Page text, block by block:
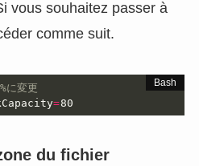
vous souhaitez passer à
comme suit.
に変更
=80
du fichier